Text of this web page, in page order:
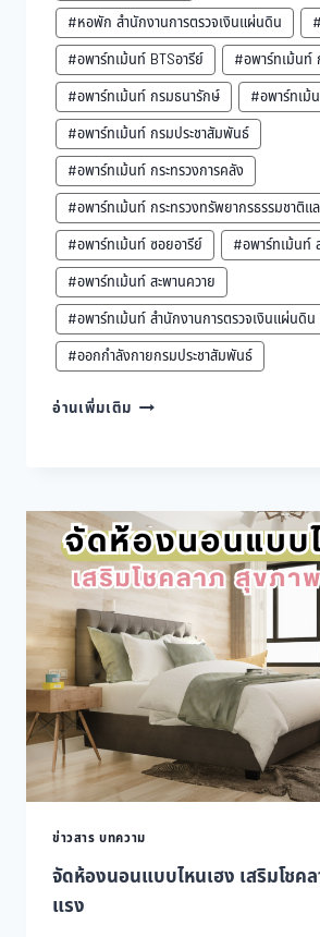
#หอพัก สำนักงานการตรวจเงินแผ่นดิน
#อพาร์ทเม้นท์ BTSอารีย์
#อพาร์ทเม้นท์
#อพาร์ทเม้นท์ กรมธนารักษ์
#อพาร์ทเ
#อพาร์ทเม้นท์ กรมประชาสัมพันธ์
#อพาร์ทเม้นท์ กระทรวงการคลัง
#อพาร์ทเม้นท์ กระทรวงทรัพยากรธรรมชาติแ
#อพาร์ทเม้นท์ ซอยอารีย์
#อพาร์ทเม้นท์
#อพาร์ทเม้นท์ สะพานควาย
#อพาร์ทเม้นท์ สำนักงานการตรวจเงินแผ่นดิน
#ออกกำลังกายกรมประชาสัมพันธ์
อ่านเพิ่มเติม วิธี
ความ
สดชื่น
หลัง
ดื่ม
หนัก
พร้อม
ร่างกาย
ให้
สดใส
ข่าวสาร บทความ
จัดห้องนอนแบบไหนเฮง เสริมโชค
แรง